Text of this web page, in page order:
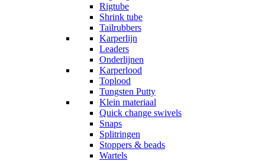
Rigtube
Shrink tube
Tailrubbers
Karperlijn
Leaders
Onderlijnen
Karperlood
Toplood
Tungsten Putty
Klein materiaal
Quick change swivels
Snaps
Splitringen
Stoppers & beads
Wartels